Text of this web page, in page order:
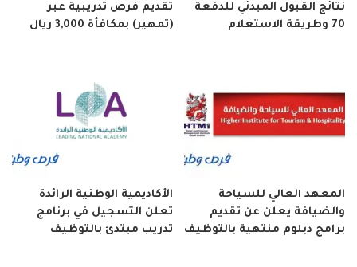
نتائج القبول المبدئي للدفعة
70 وطريقة الاستعلام
تقديم فرص تدريبية عبر
(تمهير) بمكافأة 3,000 ريال
المعهد العالي للسياحة
والضيافة يعلن عن تقديم
برامج دبلوم منتهية بالتوظيف
الأكاديمية الوطنية الرائدة
تعلن التسجيل في برنامج
تدريب مبتدئ بالتوظيف